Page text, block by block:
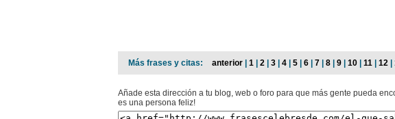
Más frases y citas: anterior 1 2 3 4 5 6 7 8 9 10 11 12
Añade esta dirección a tu blog, web o foro para que más gente pueda
es una persona feliz!